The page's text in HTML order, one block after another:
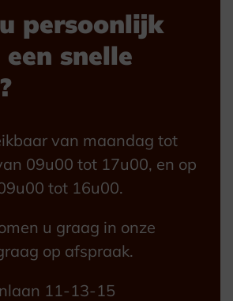
persoonlijk
snelle
van maandag tot
09u00 tot 17u00, en op
tot 16u00.
u graag in onze
op afspraak.
11-13-15